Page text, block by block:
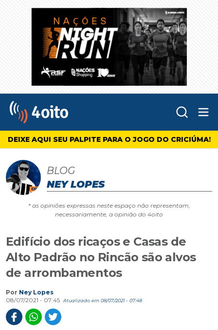
4oito
DEIXE AQUI SEU PALPITE PARA O JOGO DO CRICIÚMA!
BLOG
NEY LOPES
* as opiniões expressas neste espaço não representam,
necessariamente, a opinião do 4oito
Edifício dos ricaços e Casas de
Alto Padrão no Rincão são alvos
de arrombamentos
Por Ney Lopes
08/07/2021 - 07:45
Atualizado em 08/07/2021 - 07:48